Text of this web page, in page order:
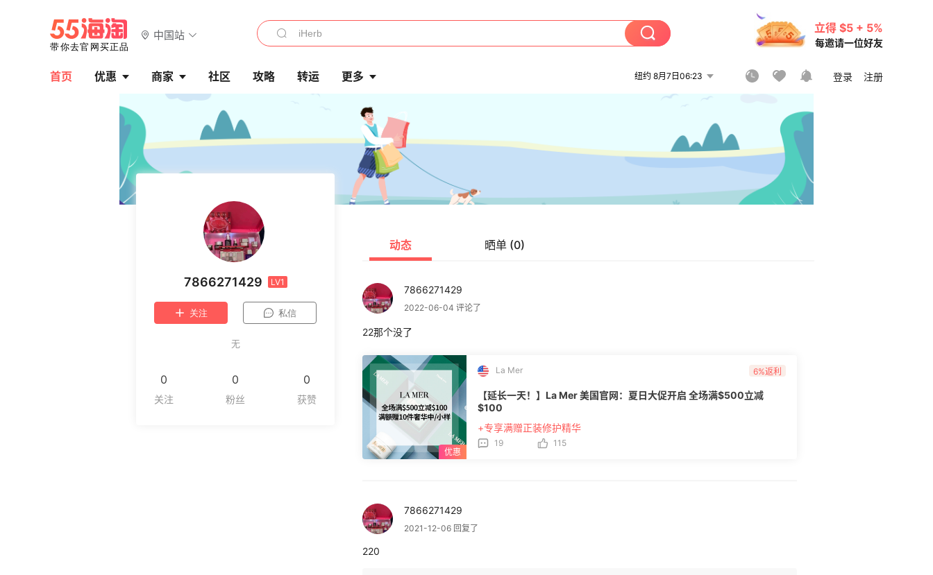
中国站
立得 $5 + 5%
每邀请一位好友
首页 优惠 商家 社区 攻略 转运 更多 纽约 8月7日06:23 登录 注册
7866271429 LV1
关注 私信
无
0 0 0
动态 晒单 (0)
7866271429
2022-06-04 评论了
22那个没了
La Mer 6%返利
【延长一天！】La Mer 美国官网：夏日大促开启 全场满$500立减
$100
+专享满赠正装修护精华
19 115
7866271429
2021-12-06 回复了
220